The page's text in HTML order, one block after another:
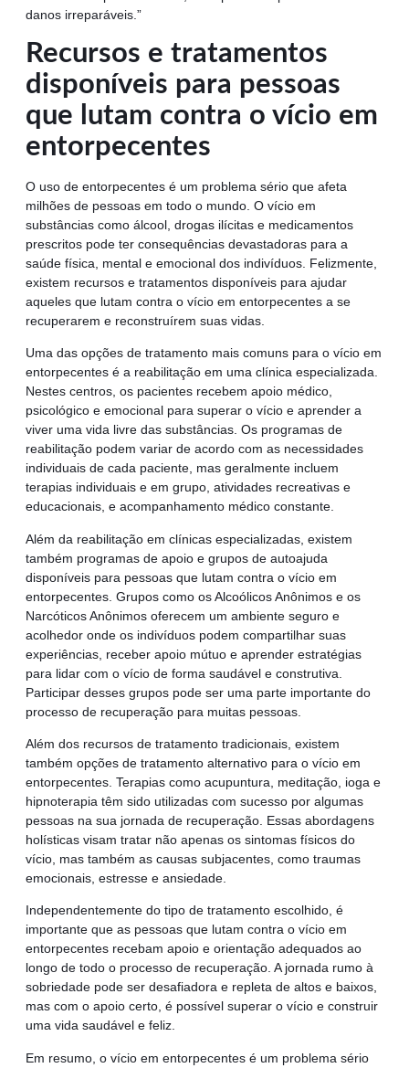
danos irreparáveis.”
Recursos e tratamentos
disponíveis para pessoas
que lutam contra o vício em
entorpecentes
O uso de entorpecentes é um problema sério que afeta
milhões de pessoas em todo o mundo. O vício em
substâncias como álcool, drogas ilícitas e medicamentos
prescritos pode ter consequências devastadoras para a
saúde física, mental e emocional dos indivíduos. Felizmente,
existem recursos e tratamentos disponíveis para ajudar
aqueles que lutam contra o vício em entorpecentes a se
recuperarem e reconstruírem suas vidas.
Uma das opções de tratamento mais comuns para o vício em
entorpecentes é a reabilitação em uma clínica especializada.
Nestes centros, os pacientes recebem apoio médico,
psicológico e emocional para superar o vício e aprender a
viver uma vida livre das substâncias. Os programas de
reabilitação podem variar de acordo com as necessidades
individuais de cada paciente, mas geralmente incluem
terapias individuais e em grupo, atividades recreativas e
educacionais, e acompanhamento médico constante.
Além da reabilitação em clínicas especializadas, existem
também programas de apoio e grupos de autoajuda
disponíveis para pessoas que lutam contra o vício em
entorpecentes. Grupos como os Alcoólicos Anônimos e os
Narcóticos Anônimos oferecem um ambiente seguro e
acolhedor onde os indivíduos podem compartilhar suas
experiências, receber apoio mútuo e aprender estratégias
para lidar com o vício de forma saudável e construtiva.
Participar desses grupos pode ser uma parte importante do
processo de recuperação para muitas pessoas.
Além dos recursos de tratamento tradicionais, existem
também opções de tratamento alternativo para o vício em
entorpecentes. Terapias como acupuntura, meditação, ioga e
hipnoterapia têm sido utilizadas com sucesso por algumas
pessoas na sua jornada de recuperação. Essas abordagens
holísticas visam tratar não apenas os sintomas físicos do
vício, mas também as causas subjacentes, como traumas
emocionais, estresse e ansiedade.
Independentemente do tipo de tratamento escolhido, é
importante que as pessoas que lutam contra o vício em
entorpecentes recebam apoio e orientação adequados ao
longo de todo o processo de recuperação. A jornada rumo à
sobriedade pode ser desafiadora e repleta de altos e baixos,
mas com o apoio certo, é possível superar o vício e construir
uma vida saudável e feliz.
Em resumo, o vício em entorpecentes é um problema sério